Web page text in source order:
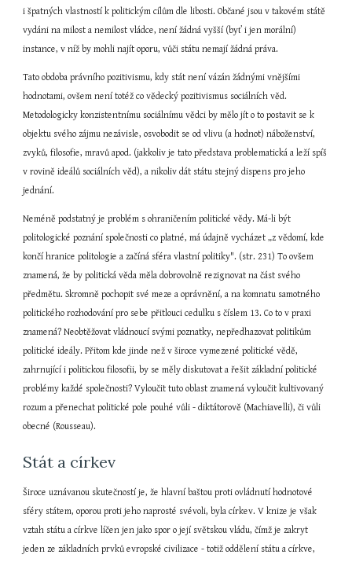
i špatných vlastností k politickým cílům dle libosti. Občané jsou v takovém státě
vydáni na milost a nemilost vládce, není žádná vyšší (byť i jen morální)
instance, v níž by mohli najít oporu, vůči státu nemají žádná práva.
Tato obdoba právního pozitivismu, kdy stát není vázán žádnými vnějšími
hodnotami, ovšem není totéž co vědecký pozitivismus sociálních věd.
Metodologicky konzistentnímu sociálnímu vědci by mělo jít o to postavit se k
objektu svého zájmu nezávisle, osvobodit se od vlivu (a hodnot) náboženství,
zvyků, filosofie, mravů apod. (jakkoliv je tato představa problematická a leží spíš
v rovině ideálů sociálních věd), a nikoliv dát státu stejný dispens pro jeho
jednání.
Neméně podstatný je problém s ohraničením politické vědy. Má-li být
politologické poznání společnosti co platné, má údajně vycházet „z vědomí, kde
končí hranice politologie a začíná sféra vlastní politiky". (str. 231) To ovšem
znamená, že by politická věda měla dobrovolně rezignovat na část svého
předmětu. Skromně pochopit své meze a oprávnění, a na komnatu samotného
politického rozhodování pro sebe přitlouci cedulku s číslem 13. Co to v praxi
znamená? Neobtěžovat vládnoucí svými poznatky, nepředhazovat politikům
politické ideály. Přitom kde jinde než v široce vymezené politické vědě,
zahrnující i politickou filosofii, by se měly diskutovat a řešit základní politické
problémy každé společnosti? Vyloučit tuto oblast znamená vyloučit kultivovaný
rozum a přenechat politické pole pouhé vůli - diktátorově (Machiavelli), či vůli
obecné (Rousseau).
Stát a církev
Široce uznávanou skutečností je, že hlavní baštou proti ovládnutí hodnotové
sféry státem, oporou proti jeho naprosté svévoli, byla církev. V knize je však
vztah státu a církve líčen jen jako spor o její světskou vládu, čímž je zakryt
jeden ze základních prvků evropské civilizace - totiž oddělení státu a církve,